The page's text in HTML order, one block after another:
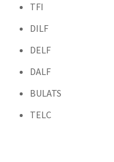
TFI
DILF
DELF
DALF
BULATS
TELC